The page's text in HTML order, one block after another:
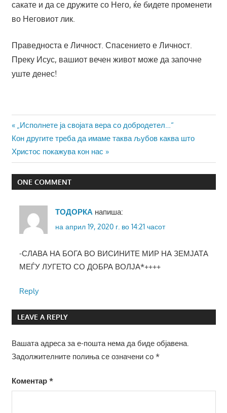
сакате и да се дружите со Него, ќе бидете променети
во Неговиот лик.
Праведноста е Личност. Спасението е Личност.
Преку Исус, вашиот вечен живот може да започне
уште денес!
Навигација
на
напис
Previous
Post:
„Исполнете ја својата вера со добродетел…“
Next
Post:
Кон другите треба да имаме таква љубов каква што
Христос покажува кон нас
ONE COMMENT
ТОДОРКА напиша:
на април 19, 2020 г. во 14:21 часот
-СЛАВА НА БОГА ВО ВИСИНИТЕ МИР НА ЗЕМЈАТА
МЕЃУ ЛУГЕТО СО ДОБРА ВОЛЈА*++++
Reply
LEAVE A REPLY
Вашата адреса за е-пошта нема да биде објавена.
Задолжителните полиња се означени со *
Коментар *